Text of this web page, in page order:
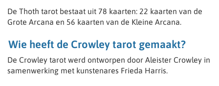
De Thoth tarot bestaat uit 78 kaarten: 22 kaarten van de
Grote Arcana en 56 kaarten van de Kleine Arcana.
Wie heeft de Crowley tarot gemaakt?
De Crowley tarot werd ontworpen door Aleister Crowley in
samenwerking met kunstenares Frieda Harris.